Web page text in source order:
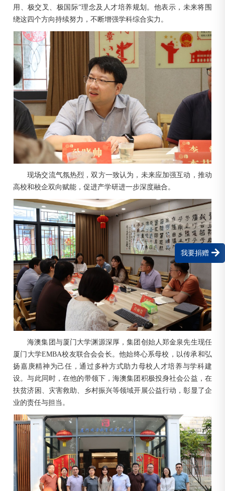
我要捐赠
用、极交叉、极国际”理念及人才培养规划。他表示，未来将围
绕这四个方向持续努力，不断增强学科综合实力。
现场交流气氛热烈，双方一致认为，未来应加强互动，推动
高校和校企双向赋能，促进产学研进一步深度融合。
海澳集团与厦门大学渊源深厚，集团创始人郑金泉先生现任
厦门大学EMBA校友联合会会长。他始终心系母校，以传承和弘
扬嘉庚精神为己任，通过多种方式助力母校人才培养与学科建
设。与此同时，在他的带领下，海澳集团积极投身社会公益，在
扶贫济困、灾害救助、乡村振兴等领域开展公益行动，彰显了企
业的责任与担当。